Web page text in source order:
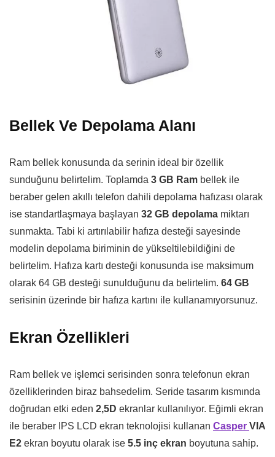
Bellek Ve Depolama Alanı
Ram bellek konusunda da serinin ideal bir özellik
sunduğunu belirtelim. Toplamda 3 GB Ram bellek ile
beraber gelen akıllı telefon dahili depolama hafızası olarak
ise standartlaşmaya başlayan 32 GB depolama miktarı
sunmakta. Tabi ki artırılabilir hafıza desteği sayesinde
modelin depolama biriminin de yükseltilebildiğini de
belirtelim. Hafıza kartı desteği konusunda ise maksimum
olarak 64 GB desteği sunulduğunu da belirtelim. 64 GB
serisinin üzerinde bir hafıza kartını ile kullanamıyorsunuz.
Ekran Özellikleri
Ram bellek ve işlemci serisinden sonra telefonun ekran
özelliklerinden biraz bahsedelim. Seride tasarım kısmında
doğrudan etki eden 2,5D ekranlar kullanılıyor. Eğimli ekran
ile beraber IPS LCD ekran teknolojisi kullanan Casper VIA
E2 ekran boyutu olarak ise 5.5 inç ekran boyutuna sahip.